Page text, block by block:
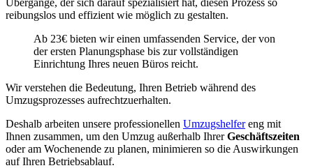
reibungslos und effizient wie möglich zu gestalten.
Ab 23€ bieten wir einen umfassenden Service, der von
der ersten Planungsphase bis zur vollständigen
Einrichtung Ihres neuen Büros reicht.
Wir verstehen die Bedeutung, Ihren Betrieb während des
Umzugsprozesses aufrechtzuerhalten.
Deshalb arbeiten unsere professionellen Umzugshelfereng mit
Ihnen zusammen, um den Umzug außerhalb IhrerGeschäftszeiten
oder am Wochenende zu planen, minimieren so die Auswirkungen
auf Ihren Betriebsablauf.